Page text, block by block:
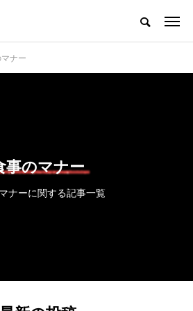
ナー
事のマナー
ナーに関する記事一覧